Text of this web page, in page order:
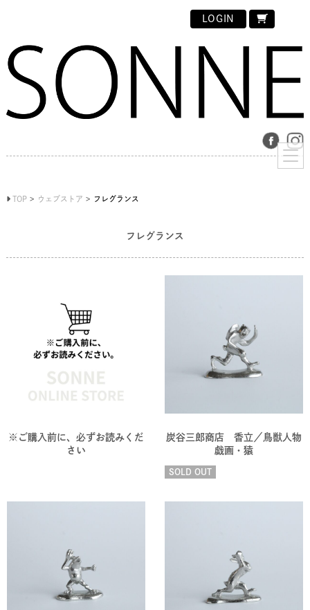
LOGIN
TOP ウェブストア フレグランス
フレグランス
※ご購入前に、必ずお読みくだ
さい
炭谷三郎商店 香立／鳥獣人物
戯画・猿
SOLD OUT